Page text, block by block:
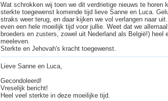
Wat schrokken wij toen we dit verdrietige nieuws te horen
sterkte toegewenst komende tijd lieve Sanne en Luca.
straks weer terug, en daar kijken we vol verlangen naar
even een hele moeilijk tijd voor jullie. Weet dat we
broeders en zusters, zowel uit Nederland als België!) heel
meeleven.
Sterkte en Jehovah's kracht toegewenst.
Lieve Sanne en Luca,
Gecondoleerd!
Vreselijk bericht!
Heel veel sterkte in deze moeilijke tijd.